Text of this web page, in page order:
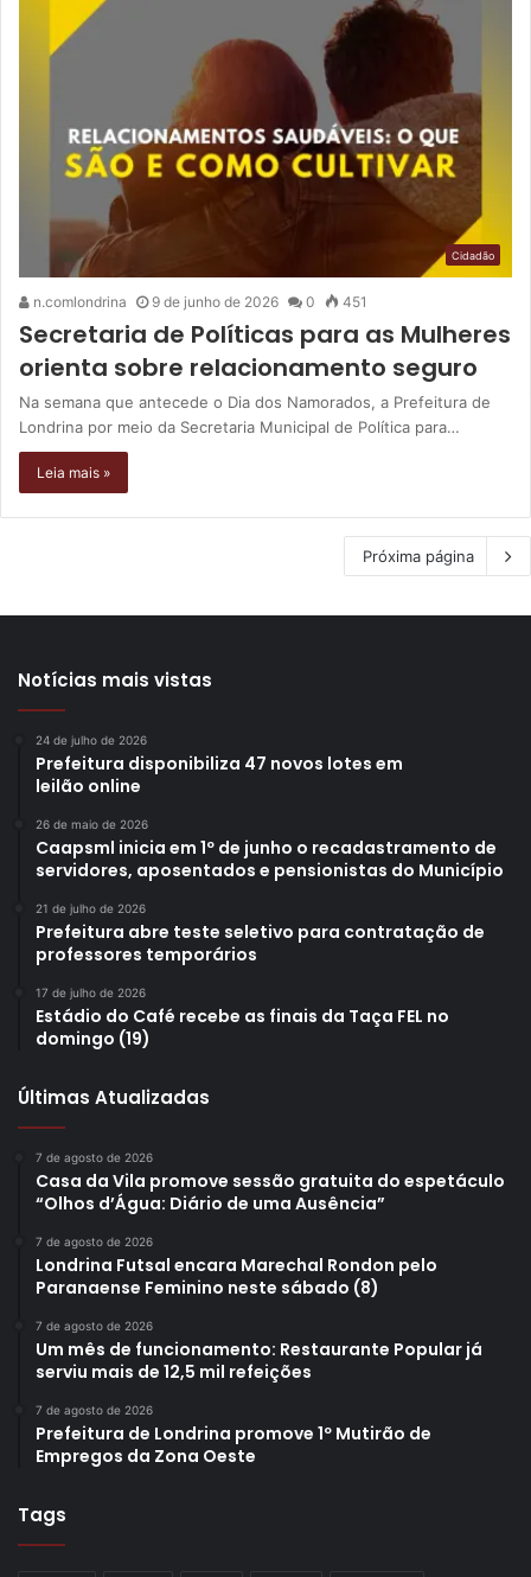
Cidadão
n.comlondrina 9 de junho de 2026 0 451
Secretaria de Políticas para as Mulheres
orienta sobre relacionamento seguro
Na semana que antecede o Dia dos Namorados, a Prefeitura de
Londrina por meio da Secretaria Municipal de Política para…
Leia mais »
Próxima página
Notícias mais vistas
24 de julho de 2026
Prefeitura disponibiliza 47 novos lotes em
leilão online
26 de maio de 2026
Caapsml inicia em 1º de junho o recadastramento de
servidores, aposentados e pensionistas do Município
21 de julho de 2026
Prefeitura abre teste seletivo para contratação de
professores temporários
17 de julho de 2026
Estádio do Café recebe as finais da Taça FEL no
domingo (19)
Últimas Atualizadas
7 de agosto de 2026
Casa da Vila promove sessão gratuita do espetáculo
“Olhos d’Água: Diário de uma Ausência”
7 de agosto de 2026
Londrina Futsal encara Marechal Rondon pelo
Paranaense Feminino neste sábado (8)
7 de agosto de 2026
Um mês de funcionamento: Restaurante Popular já
serviu mais de 12,5 mil refeições
7 de agosto de 2026
Prefeitura de Londrina promove 1º Mutirão de
Empregos da Zona Oeste
Tags